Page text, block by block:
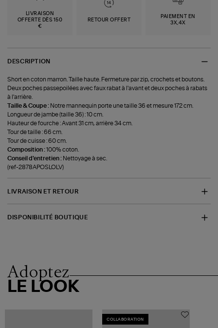
LIVRAISON
OFFERTE DÈS 150
€
RETOUR OFFERT
PAIEMENT EN
3X,4X
DESCRIPTION
Short en coton marron. Taille haute. Fermeture par zip, crochets et boutons.
Deux poches passepoilées avec faux rabat à l'avant et deux poches à rabats
à l'arrière.
Taille & Coupe : Notre mannequin porte une taille 36 et mesure 172 cm.
Longueur de jambe (taille 36) : 10 cm.
Hauteur de fourche : Avant 31 cm, arrière 34 cm.
Tour de taille : 66 cm.
Tour de cuisse : 60 cm.
Composition :100% coton.
Conseil d'entretien : Nettoyage à sec.
(ref-2878APOSLOLV)
LIVRAISON ET RETOUR
DISPONIBILITÉ BOUTIQUE
Adoptez
LE LOOK
COLLABORATION